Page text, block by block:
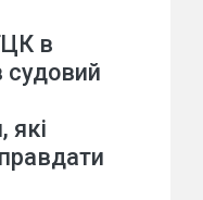
в
судовий
які